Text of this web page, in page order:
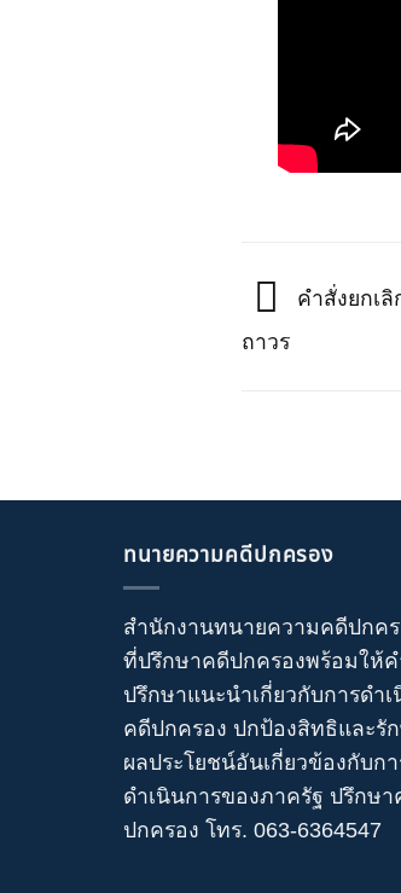
คำสั่งยกเ
ถาวร
ทนายความคดีปกครอง
สำนักงานทนายความคดีปกค
ที่ปรึกษาคดีปกครองพร้อมให้ค
ปรึกษาแนะนำเกี่ยวกับการดำ
คดีปกครอง ปกป้องสิทธิและรั
ผลประโยชน์อันเกี่ยวข้องกับกา
ดำเนินการของภาครัฐ ปรึกษา
ปกครอง โทร. 063-6364547